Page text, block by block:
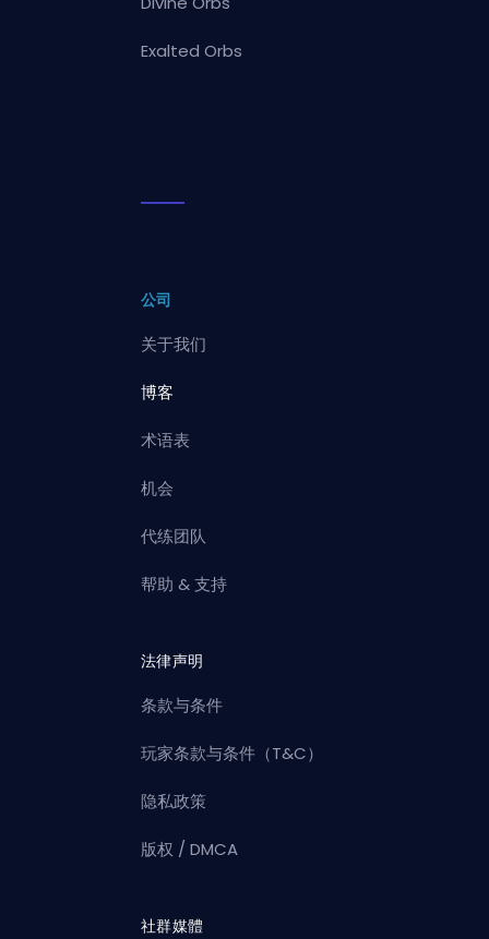
Exalted Orbs
公司
关于我们
博客
术语表
机会
代练团队
帮助 & 支持
法律声明
条款与条件
玩家条款与条件（T&C）
隐私政策
版权 / DMCA
社群媒體